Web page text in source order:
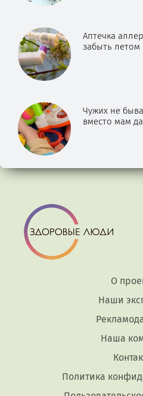
Аптечка
забыть летом
Чужих не
вместо мам
О
Наши
Наша
Политика